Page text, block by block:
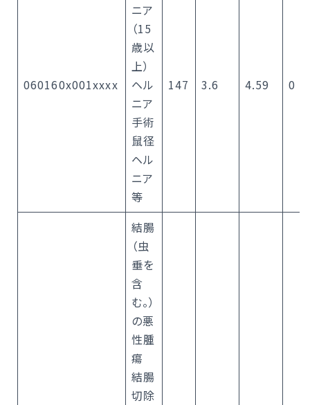
060160x001xxxx
ニア
（15
歳以
上）
ヘル
ニア
手術
鼠径
ヘル
ニア
等
147 3.6 4.59 0
結腸
（虫
垂を
含
む。）
の悪
性腫
瘍
結腸
切除